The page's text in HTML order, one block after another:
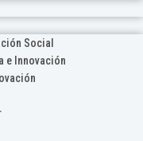
Social
e Innovación